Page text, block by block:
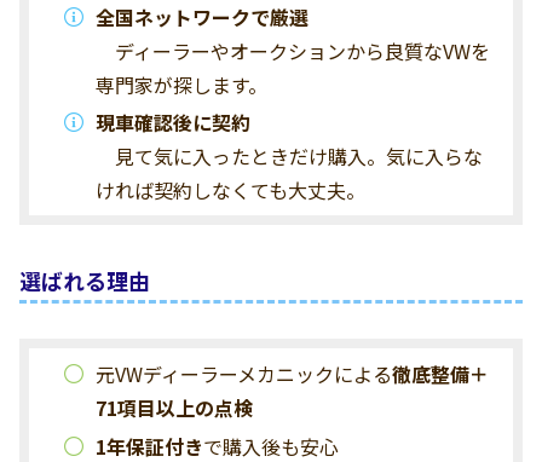
全国ネットワークで厳選
ディーラーやオークションから良質なVWを
専門家が探します。
現車確認後に契約
見て気に入ったときだけ購入。気に入らな
ければ契約しなくても大丈夫。
選ばれる理由
元VWディーラーメカニックによる徹底整備＋
71項目以上の点検
1年保証付きで購入後も安心